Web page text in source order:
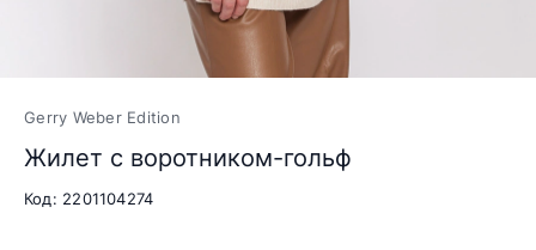
Gerry Weber Edition
Жилет с воротником-гольф
Код: 2201104274